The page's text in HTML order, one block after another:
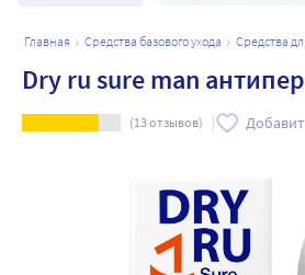
главная средства базового ухода средства
Dry ru sure man
(13отзывов)